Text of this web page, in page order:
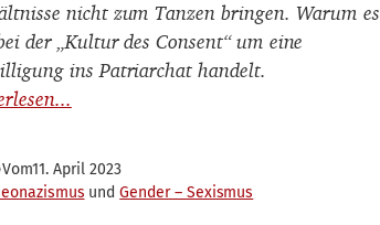
nicht zum Tanzen bringen. Warum es
der „Kultur des Consent“ um eine
ins Patriarchat handelt.
Vom11. April 2023
Gender – Sexismus